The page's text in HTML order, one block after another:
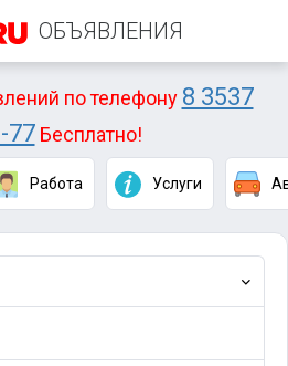
ОБЪЯВЛЕНИЯ
по телефону 8 3537
77Бесплатно!
Работа Услуги